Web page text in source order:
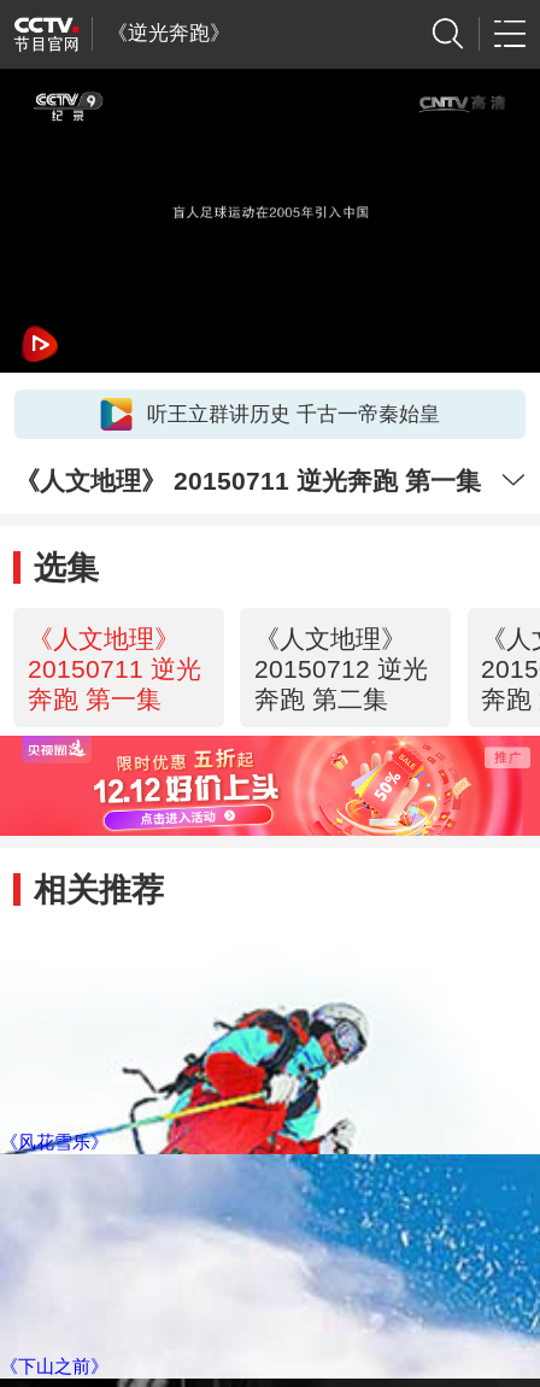
《逆光奔跑》
听王立群讲历史 千古一帝秦始皇
《人文地理》 20150711 逆光奔跑 第一集
选集
《人文地理》
20150711 逆光
奔跑 第一集
《人文地理》
20150712 逆光
奔跑 第二集
《
奔跑
相关推荐
《风花雪乐》
《下山之前》